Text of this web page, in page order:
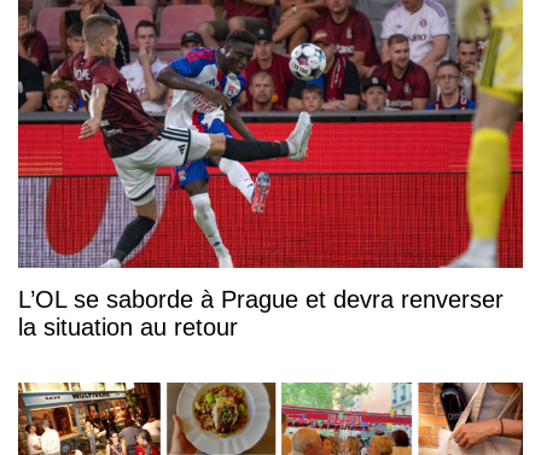
L’OL se saborde à Prague et devra renverser
la situation au retour